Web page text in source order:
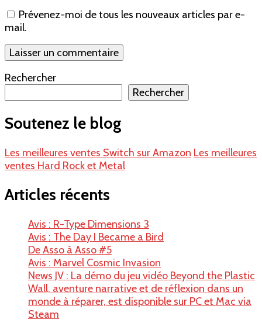
Prévenez-moi de tous les nouveaux articles par e-
mail.
Rechercher
Rechercher
Soutenez le blog
Les meilleures ventes Switch sur Amazon Les meilleures
ventes Hard Rock et Metal
Articles récents
Avis : R-Type Dimensions 3
Avis : The Day I Became a Bird
De Asso à Asso #5
Avis : Marvel Cosmic Invasion
News JV : La démo du jeu vidéo Beyond the Plastic
Wall, aventure narrative et de réflexion dans un
monde à réparer, est disponible sur PC et Mac via
Steam